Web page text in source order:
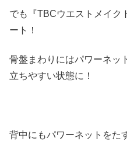
でも『TBCウエストメイク
ート！
骨盤まわりにはパワーネッ
立ちやすい状態に！
背中にもパワーネットをた